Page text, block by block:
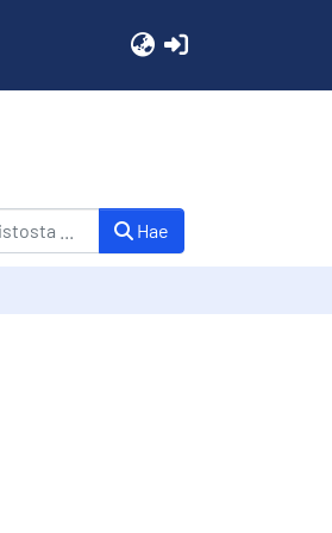
Hae